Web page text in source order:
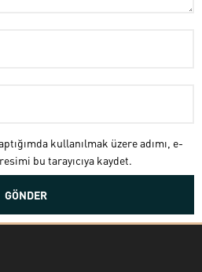
kullanılmak üzere adımı, e-
bu tarayıcıya kaydet.